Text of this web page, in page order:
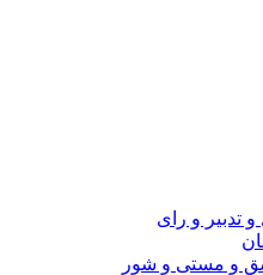
تدبیر و رای
و مستی و شور